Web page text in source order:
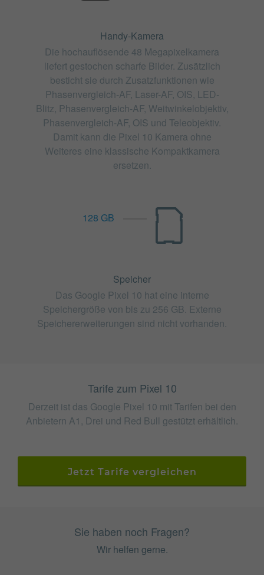
Handy-Kamera
Die hochauflösende 48 Megapixelkamera
liefert gestochen scharfe Bilder. Zusätzlich
besticht sie durch Zusatzfunktionen wie
Phasenvergleich-AF, Laser-AF, OIS, LED-
Blitz, Phasenvergleich-AF, Weitwinkelobjektiv,
Phasenvergleich-AF, OIS und Teleobjektiv.
Damit kann die Pixel 10 Kamera ohne
Weiteres eine klassische Kompaktkamera
ersetzen.
128 GB
Speicher
Das Google Pixel 10 hat eine interne
Speichergröße von bis zu 256 GB. Externe
Speichererweiterungen sind nicht vorhanden.
Tarife zum Pixel 10
Derzeit ist das Google Pixel 10 mit Tarifen bei den
Anbietern A1, Drei und Red Bull gestützt erhältlich.
Jetzt Tarife vergleichen
Sie haben noch Fragen?
Wir helfen gerne.